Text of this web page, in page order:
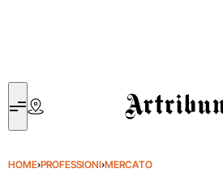
Artribune
HOME›PROFESSIONI›MERCATO